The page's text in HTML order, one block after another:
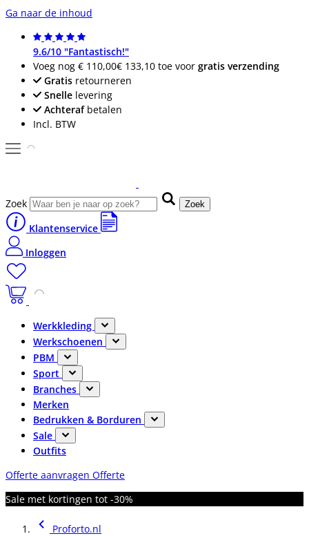
Ga naar de inhoud
9.6/10 "Fantastisch!"
Voeg nog € 110,00€ 133,10 toe voor gratis verzending
Gratis retourneren
Snelle levering
Achterafbetalen
Incl. BTW
Zoek Zoek
Klantenservice
Inloggen
Werkkleding
Werkschoenen
PBM
Sport
Branches
Merken
Bedrukken & Borduren
Sale
Outfits
Offerte aanvragen Offerte
Sale met kortingen tot -30%
Proforto.nl